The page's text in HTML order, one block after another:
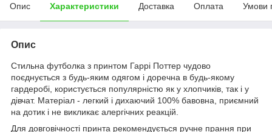
Опис Характеристики Доставка Оплата Умови
Опис
Стильна футболка з принтом Гаррі Поттер чудово
поєднується з будь-яким одягом і доречна в будь-якому
гардеробі, користується популярністю як у хлопчиків, так і у
дівчат. Матеріал - легкий і дихаючий 100% бавовна, приємний
на дотик і не викликає алергічних реакцій.
Для довговічності принта рекомендується ручне прання при